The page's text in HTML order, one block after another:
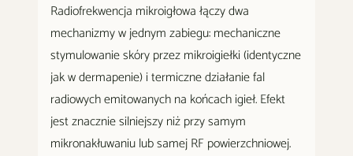
Radiofrekwencja mikroigłowa łączy dwa
mechanizmy w jednym zabiegu: mechaniczne
stymulowanie skóry przez mikroigiełki (identyczne
jak w dermapenie) i termiczne działanie fal
radiowych emitowanych na końcach igieł. Efekt
jest znacznie silniejszy niż przy samym
mikronakłuwaniu lub samej RF powierzchniowej.